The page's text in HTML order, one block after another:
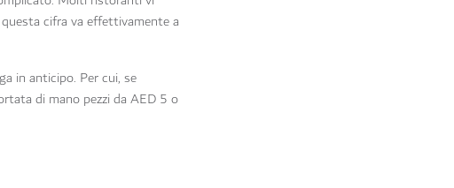
cifra va effettivamente a
in anticipo. Per cui, se
di mano pezzi da AED 5 o